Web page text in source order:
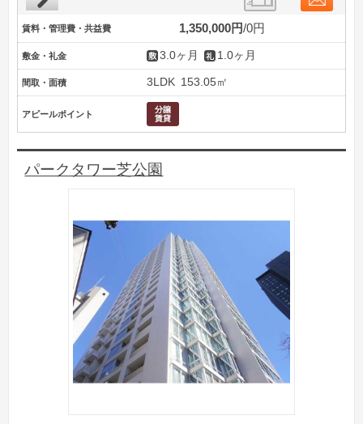
賃料・管理費・共益費 1,350,000円 0円
敷金・礼金 3.0ヶ月 1.0ヶ月
間取・面積 3LDK 153.05㎡
アピールポイント
パークタワー芝公園